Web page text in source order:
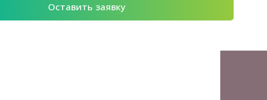
Оставить заявку